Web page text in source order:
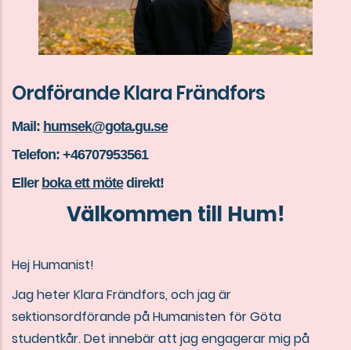
Ordförande Klara Frändfors
Mail: humsek@gota.gu.se
Telefon: +46707953561
Eller boka ett mötedirekt!
Välkommen till Hum!
Hej Humanist!
Jag heter Klara Frändfors, och jag är
sektionsordförande påHumanisten för Göta
studentkår. Det innebär att jagengagerar mig på